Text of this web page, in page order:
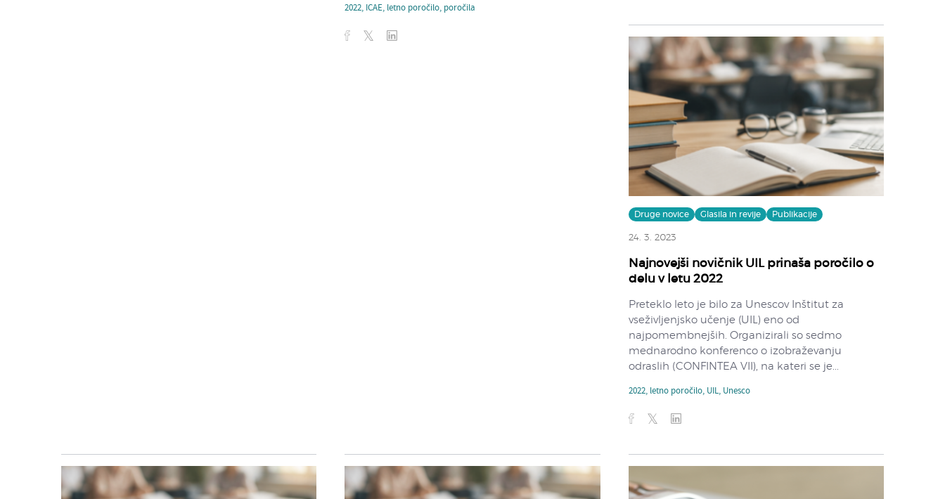
2022, ICAE, letno poročilo, poročila
Druge novice Glasila in revije Publikacije
24. 3. 2023
Najnovejši novičnik UIL prinaša poročilo o
delu v letu 2022
Preteklo leto je bilo za Unescov Inštitut za
vseživljenjsko učenje (UIL) eno od
najpomembnejših. Organizirali so sedmo
mednarodno konferenco o izobraževanju
odraslih (CONFINTEA VII), na kateri se je...
2022, letno poročilo, UIL, Unesco